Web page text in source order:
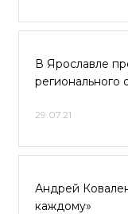
В Ярославле
регионального
29.07.21
Андрей
каждому»